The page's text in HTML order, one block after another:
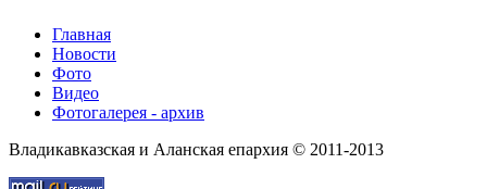
Главная
Новости
Фото
Видео
Фотогалерея - архив
Владикавказская и Аланская епархия © 2011-2013